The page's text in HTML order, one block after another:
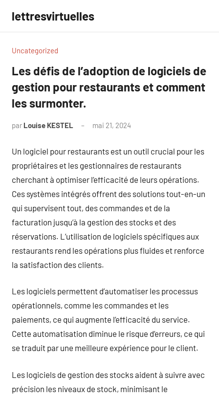
contenu
lettresvirtuelles
Uncategorized
Les défis de l’adoption de logiciels de
gestion pour restaurants et comment
les surmonter.
par Louise KESTEL mai 21, 2024
Un logiciel pour restaurants est un outil crucial pour les
propriétaires et les gestionnaires de restaurants
cherchant à optimiser l’efficacité de leurs opérations.
Ces systèmes intégrés offrent des solutions tout-en-un
qui supervisent tout, des commandes et de la
facturation jusqu’à la gestion des stocks et des
réservations. L’utilisation de logiciels spécifiques aux
restaurants rend les opérations plus fluides et renforce
la satisfaction des clients.
Les logiciels permettent d’automatiser les processus
opérationnels, comme les commandes et les
paiements, ce qui augmente l’efficacité du service.
Cette automatisation diminue le risque d’erreurs, ce qui
se traduit par une meilleure expérience pour le client.
Les logiciels de gestion des stocks aident à suivre avec
précision les niveaux de stock, minimisant le